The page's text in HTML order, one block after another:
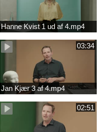
Hanne Kvist 1 ud af 4.mp4
03:34
Jan Kjær 3 af 4.mp4
02:51